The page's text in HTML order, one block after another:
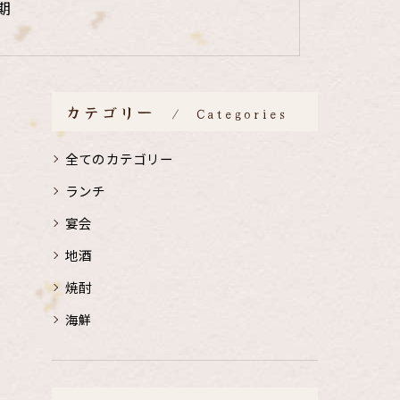
カテゴリー Categories
全てのカテゴリー
ランチ
宴会
地酒
焼酎
海鮮